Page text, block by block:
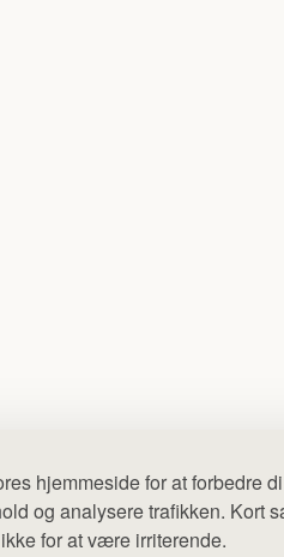
hjemmeside for at forbedre
og analysere trafikken. Kort
for at være irriterende.